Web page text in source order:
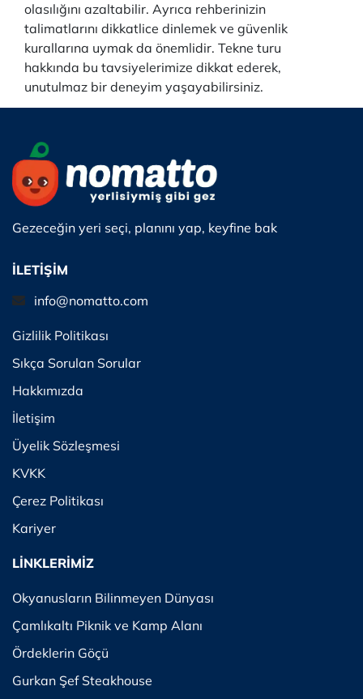
olasılığını azaltabilir. Ayrıca rehberinizin
talimatlarını dikkatlice dinlemek ve güvenlik
kurallarına uymak da önemlidir. Tekne turu
hakkında bu tavsiyelerimize dikkat ederek,
unutulmaz bir deneyim yaşayabilirsiniz.
Gezeceğin yeri seçi, planını yap, keyfine bak
İLETİŞİM
info@nomatto.com
Gizlilik Politikası
Sıkça Sorulan Sorular
Hakkımızda
İletişim
Üyelik Sözleşmesi
KVKK
Çerez Politikası
Kariyer
LİNKLERİMİZ
Okyanusların Bilinmeyen Dünyası
Çamlıkaltı Piknik ve Kamp Alanı
Ördeklerin Göçü
Gurkan Şef Steakhouse